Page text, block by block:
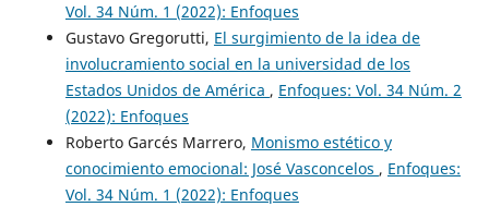
Vol. 34 Núm. 1 (2022): Enfoques
Gustavo Gregorutti, El surgimiento de la idea de
involucramiento social en la universidad de los
Estados Unidos de América , Enfoques: Vol. 34 Núm. 2
(2022): Enfoques
Roberto Garcés Marrero, Monismo estético y
conocimiento emocional: José Vasconcelos , Enfoques:
Vol. 34 Núm. 1 (2022): Enfoques